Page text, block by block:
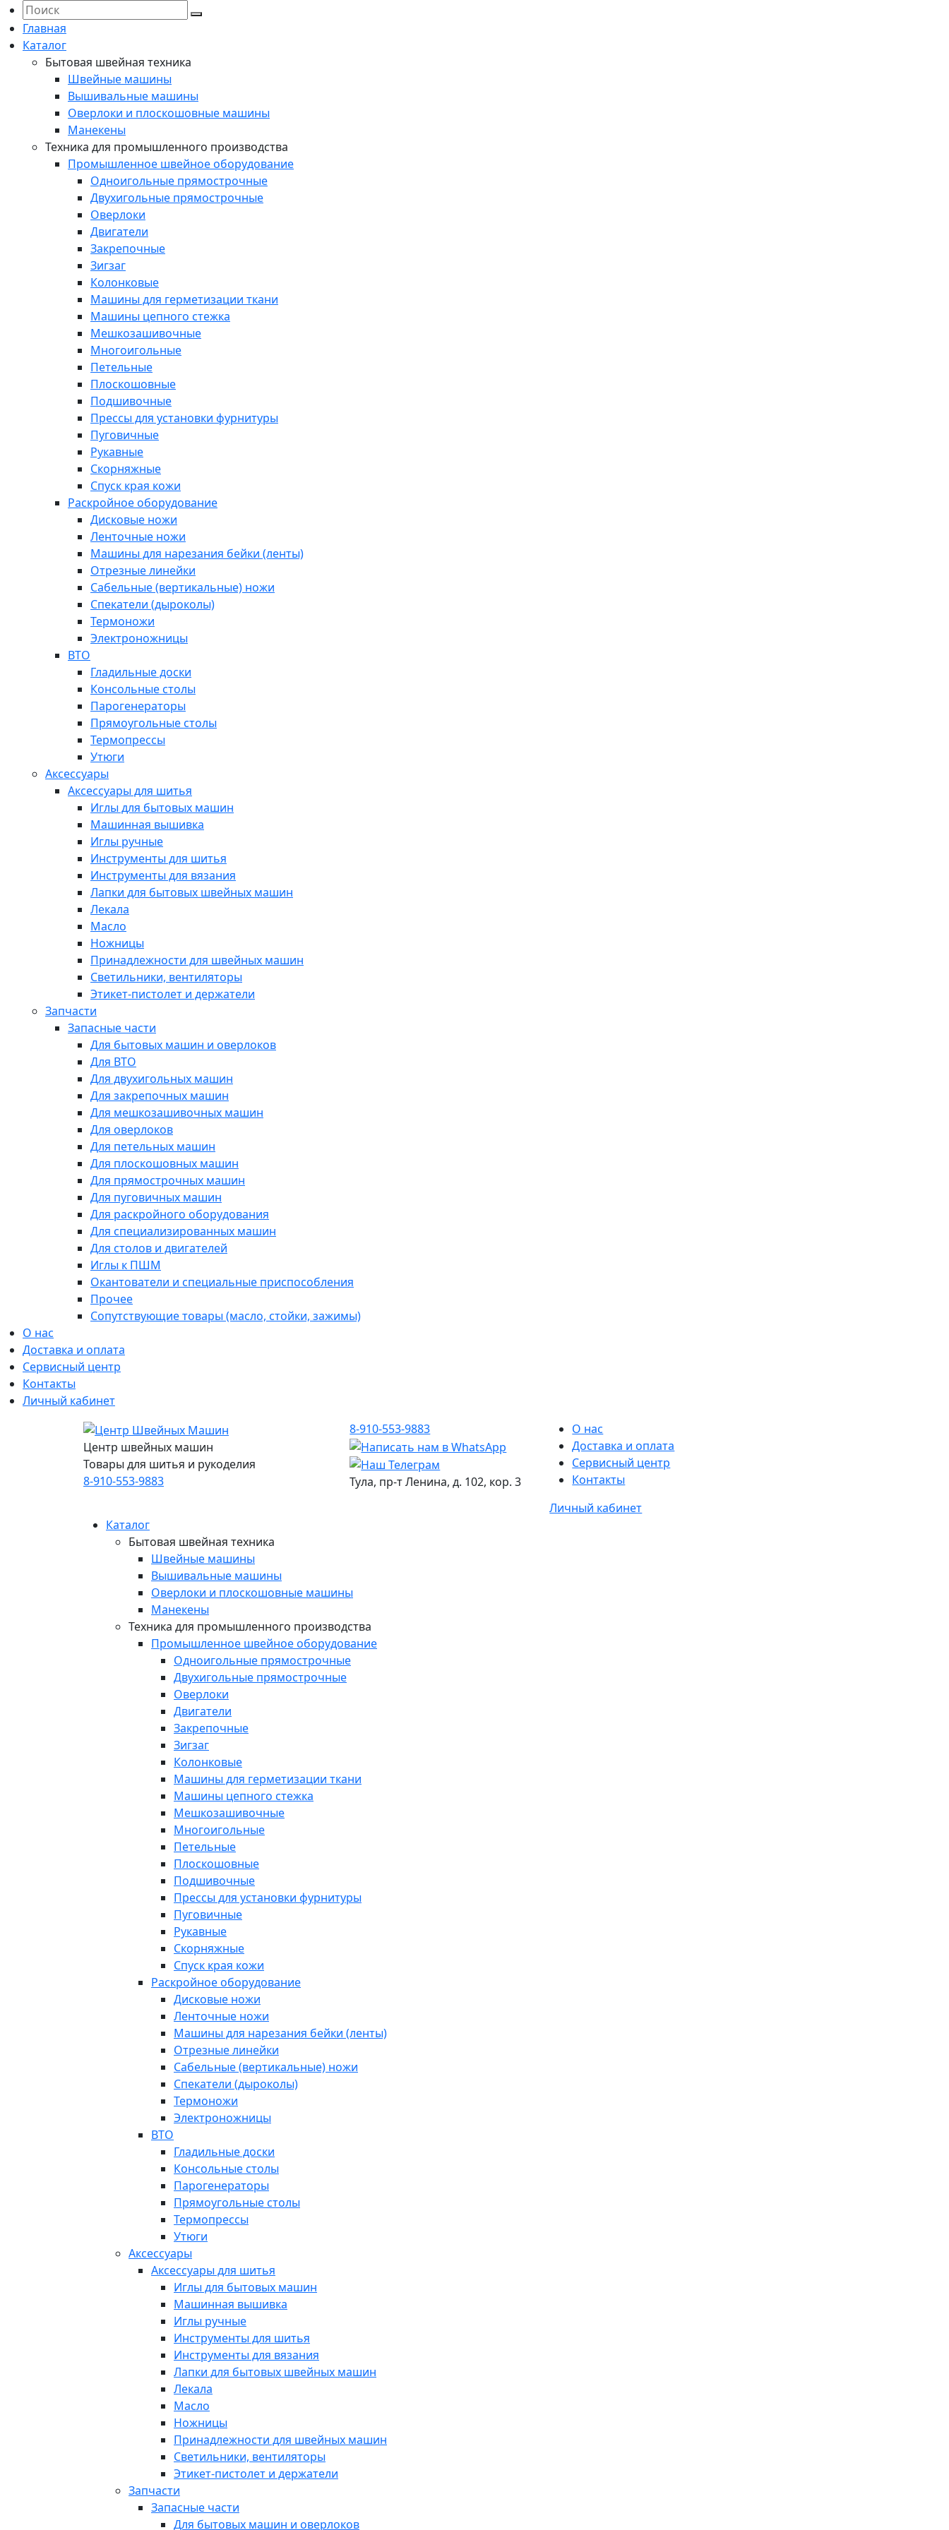
Главная
Каталог
Бытовая швейная техника
Швейные машины
Вышивальные машины
Оверлоки и плоскошовные машины
Манекены
Техника для промышленного производства
Промышленное швейное оборудование
Одноигольные прямострочные
Двухигольные прямострочные
Оверлоки
Двигатели
Закрепочные
Зигзаг
Колонковые
Машины для герметизации ткани
Машины цепного стежка
Мешкозашивочные
Многоигольные
Петельные
Плоскошовные
Подшивочные
Прессы для установки фурнитуры
Пуговичные
Рукавные
Скорняжные
Спуск края кожи
Раскройное оборудование
Дисковые ножи
Ленточные ножи
Машины для нарезания бейки (ленты)
Отрезные линейки
Сабельные (вертикальные) ножи
Спекатели (дыроколы)
Термоножи
Электроножницы
ВТО
Гладильные доски
Консольные столы
Парогенераторы
Прямоугольные столы
Термопрессы
Утюги
Аксессуары
Аксессуары для шитья
Иглы для бытовых машин
Машинная вышивка
Иглы ручные
Инструменты для шитья
Инструменты для вязания
Лапки для бытовых швейных машин
Лекала
Масло
Ножницы
Принадлежности для швейных машин
Светильники, вентиляторы
Этикет-пистолет и держатели
Запчасти
Запасные части
Для бытовых машин и оверлоков
Для ВТО
Для двухигольных машин
Для закрепочных машин
Для мешкозашивочных машин
Для оверлоков
Для петельных машин
Для плоскошовных машин
Для прямострочных машин
Для пуговичных машин
Для раскройного оборудования
Для специализированных машин
Для столов и двигателей
Иглы к ПШМ
Окантователи и специальные приспособления
Прочее
Сопутствующие товары (масло, стойки, зажимы)
О нас
Доставка и оплата
Сервисный центр
Контакты
Личный кабинет
Центр швейных машин
Товары для шитья и рукоделия
8-910-553-9883
8-910-553-9883
Тула, пр-т Ленина, д. 102, кор. 3
О нас
Доставка и оплата
Сервисный центр
Контакты
Личный кабинет
Каталог
Бытовая швейная техника
Швейные машины
Вышивальные машины
Оверлоки и плоскошовные машины
Манекены
Техника для промышленного производства
Промышленное швейное оборудование
Одноигольные прямострочные
Двухигольные прямострочные
Оверлоки
Двигатели
Закрепочные
Зигзаг
Колонковые
Машины для герметизации ткани
Машины цепного стежка
Мешкозашивочные
Многоигольные
Петельные
Плоскошовные
Подшивочные
Прессы для установки фурнитуры
Пуговичные
Рукавные
Скорняжные
Спуск края кожи
Раскройное оборудование
Дисковые ножи
Ленточные ножи
Машины для нарезания бейки (ленты)
Отрезные линейки
Сабельные (вертикальные) ножи
Спекатели (дыроколы)
Термоножи
Электроножницы
ВТО
Гладильные доски
Консольные столы
Парогенераторы
Прямоугольные столы
Термопрессы
Утюги
Аксессуары
Аксессуары для шитья
Иглы для бытовых машин
Машинная вышивка
Иглы ручные
Инструменты для шитья
Инструменты для вязания
Лапки для бытовых швейных машин
Лекала
Масло
Ножницы
Принадлежности для швейных машин
Светильники, вентиляторы
Этикет-пистолет и держатели
Запчасти
Запасные части
Для бытовых машин и оверлоков